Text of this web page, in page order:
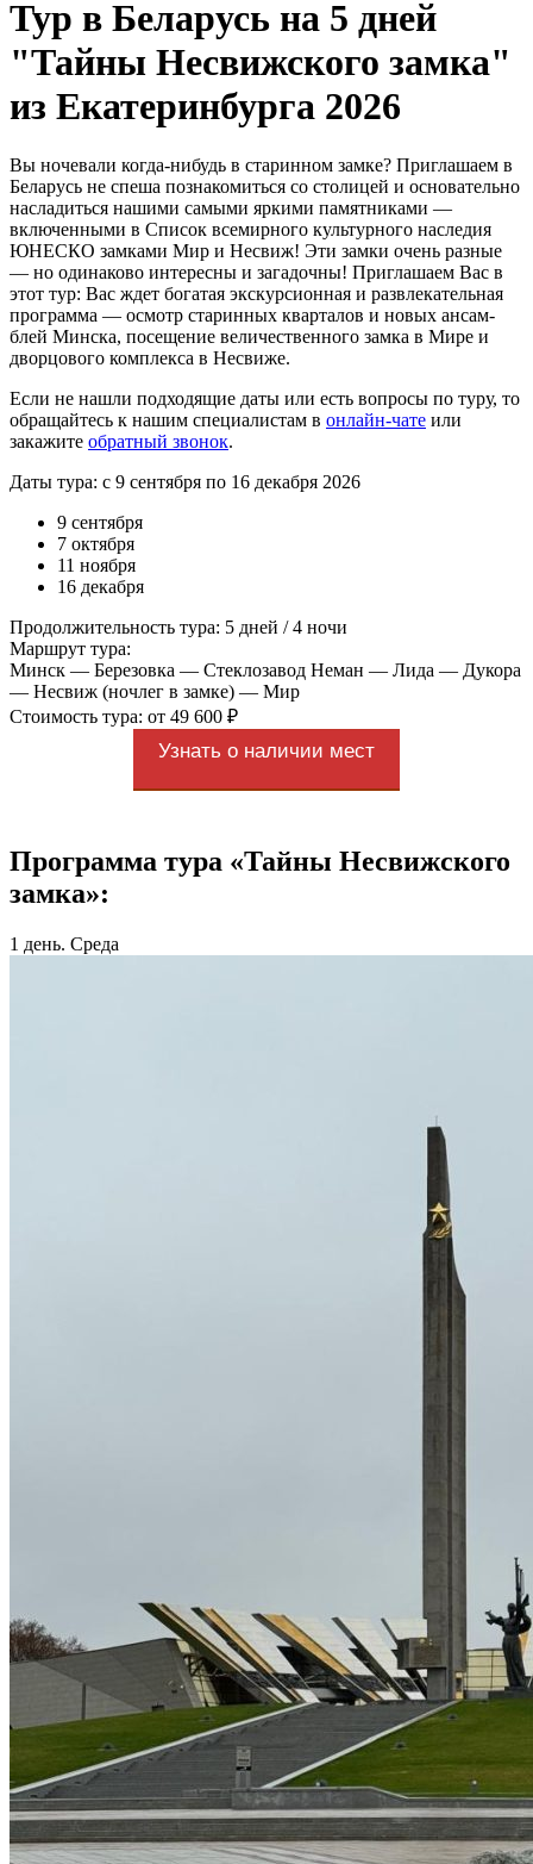
Тур в Беларусь на 5 дней
"Тайны Несвижского замка"
из Екатеринбурга 2026
Вы ночевали когда-нибудь в ста­рин­ном зам­ке? Приглашаем в
Бе­ла­русь не спеша по­зна­ко­мить­ся со сто­ли­цей и основательно
насладиться нашими са­мы­ми яр­ки­ми па­мят­ни­ка­ми —
включенными в Спи­сок все­мир­но­го куль­тур­но­го на­сле­дия
ЮНЕСКО зам­ка­ми Мир и Не­свиж! Эти зам­ки очень раз­ные
— но одинаково ин­те­рес­ны и загадочны! Приглашаем Вас в
этот тур: Вас ждет бо­га­тая экс­кур­си­он­ная и раз­вле­ка­тель­ная
про­грам­ма — осмотр ста­рин­ных квар­та­лов и но­вых ан­сам­
блей Мин­ска, посещение ве­ли­че­ствен­но­го зам­ка в Мире и
двор­цо­во­го ком­плек­са в Не­сви­же.
Если не нашли подходящие даты или есть вопросы по туру, то
обращайтесь к нашим специалистам в онлайн-чате или
закажите обратный звонок.
Даты тура: с 9 сентября по 16 декабря 2026
9 сентября
7 октября
11 ноября
16 декабря
Продолжительность тура: 5 дней / 4 ночи
Маршрут тура:
Минск — Березовка — Стеклозавод Неман — Лида — Дукора
— Несвиж (ночлег в замке) — Мир
Стоимость тура: от 49 600 ₽
Узнать о наличии мест
Программа тура «Тайны Несвижского
замка»:
1 день. Среда